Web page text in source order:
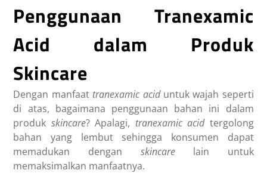
Penggunaan Tranexamic
Acid dalam Produk
Skincare
Dengan manfaat tranexamic acid untuk wajah seperti
di atas, bagaimana penggunaan bahan ini dalam
produk skincare? Apalagi, tranexamic acid tergolong
bahan yang lembut sehingga konsumen dapat
memadukan dengan skincare lain untuk
memaksimalkan manfaatnya.